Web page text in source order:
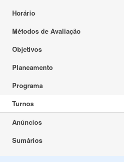
Horário
Métodos de Avaliação
Objetivos
Planeamento
Programa
Turnos
Anúncios
Sumários